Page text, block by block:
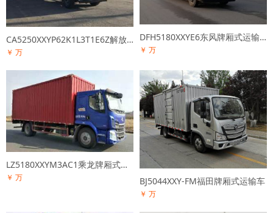
CA5250XXYP62K1L3T1E6Z解放牌厢式运输车
￥ 万
DFH5180XXYE6东风牌厢式运输车
￥ 万
LZ5180XXYM3AC1乘龙牌厢式运输车
￥ 万 BJ5044XXY-FM福田牌厢式运输车
￥ 万